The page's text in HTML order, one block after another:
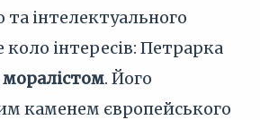
інтелектуального
інтересів: Петрарка
. Його
каменем європейського